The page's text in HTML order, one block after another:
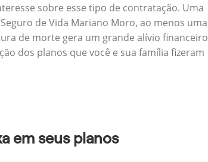
sobre esse tipo de contratação. Uma
de Vida Mariano Moro, ao menos uma
de morte gera um grande alívio financeiro
dos planos que você e sua família fizeram
em seus planos